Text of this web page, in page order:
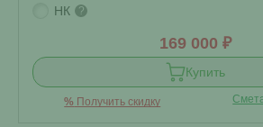
НК ?
169 000 ₽
Купить
% Получить скидку